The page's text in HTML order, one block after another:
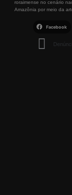
roraimense no cenário
Amazônia por meio da
Facebook